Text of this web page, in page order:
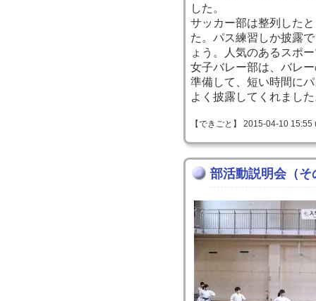
した。
サッカー部は整列した
た。パス練習しか披露
ょう。人気のあるスポ
女子バレー部は、バレ
準備して、短い時間に
よく披露してくれまし
【できごと】 2015-04-10
部活動説明会（そ